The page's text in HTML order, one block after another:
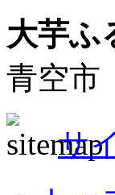
大芋ふ
青空
サ